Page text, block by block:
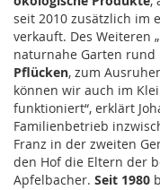
seit 2010 zusätzlich im
verkauft. Des Weiteren
naturnahe Garten rund
Pflücken, zum
können wir auch im
funktioniert“, erklärt
Familienbetrieb
Franz in der zweiten
den Hof die Eltern der
Apfelbacher. Seit 1980